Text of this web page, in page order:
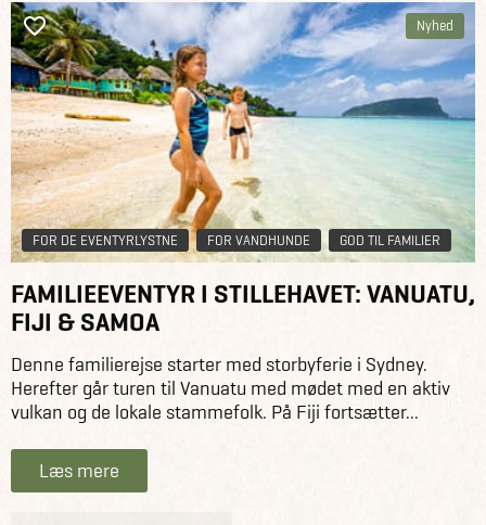
Nyhed
FOR DE EVENTYRLYSTNE FOR VANDHUNDE GOD TIL FAMILIER
FAMILIEEVENTYR I STILLEHAVET: VANUATU,
FIJI & SAMOA
Denne familierejse starter med storbyferie i Sydney.
Herefter går turen til Vanuatu med mødet med en aktiv
vulkan og de lokale stammefolk. På Fiji fortsætter...
Læs mere